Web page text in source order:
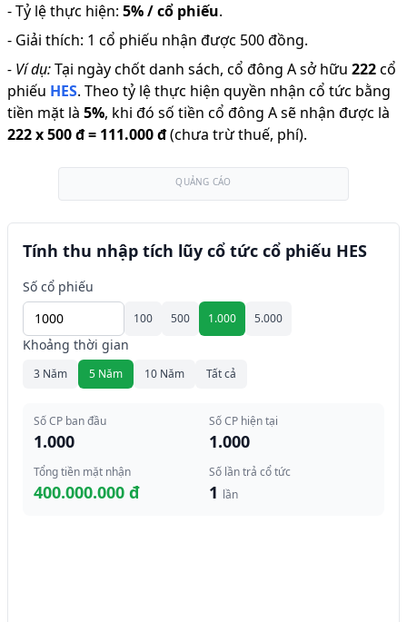
-Tỷ lệ thực hiện: 5% / cổ phiếu.
- Giải thích: 1 cổ phiếu nhận được 500 đồng.
- Ví dụ:Tại ngày chốt danh sách, cổ đông A sở hữu 222cổ
phiếu HES. Theo tỷ lệ thực hiện quyền nhận cổ tức bằng
tiền mặt là 5%, khi đó số tiền cổ đông A sẽ nhận được là
222x500 đ= 111.000 đ(chưa trừ thuế, phí).
QUẢNG CÁO
Tính thu nhập tích lũy cổ tức cổ phiếu HES
Số cổ phiếu
100 500 1.000 5.000
Khoảng thời gian
3 Năm 5 Năm 10 Năm Tất cả
Số CP ban đầu
1.000
Số CP hiện tại
1.000
Tổng tiền mặt nhận
400.000.000 đ
Số lần trả cổ tức
1 lần